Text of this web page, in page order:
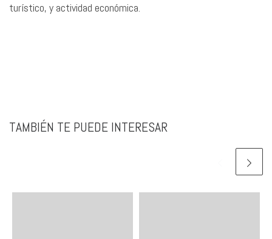
turístico, y actividad económica.
TAMBIÉN TE PUEDE INTERESAR